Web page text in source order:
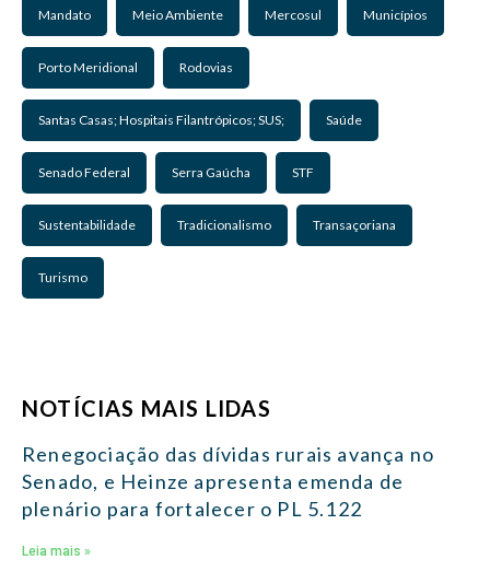
Mandato Meio Ambiente Mercosul Municípios
Porto Meridional Rodovias
Santas Casas; Hospitais Filantrópicos; SUS; Saúde
Senado Federal Serra Gaúcha STF
Sustentabilidade Tradicionalismo Transaçoriana
Turismo
NOTÍCIAS MAIS LIDAS
Renegociação das dívidas rurais avança no
Senado, e Heinze apresenta emenda de
plenário para fortalecer o PL 5.122
Leia mais »